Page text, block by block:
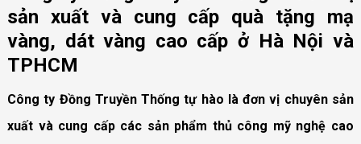
sản xuất và cung cấp quà tặng mạ
vàng, dát vàng cao cấp ở Hà Nội và
TPHCM
Công ty Đồng Truyền Thống tự hào là đơn vị chuyên sản
xuất và cung cấp các sản phẩm thủ công mỹ nghệ cao